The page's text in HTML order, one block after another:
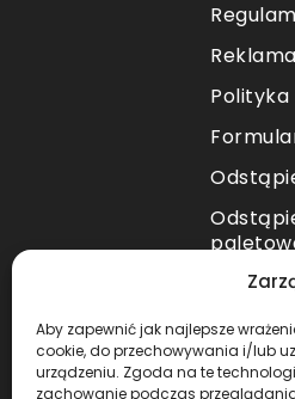
Aby zapewnić jak najlepsze
cookie, do przechowywania i/lub
urządzeniu. Zgoda na te
zachowanie podczas